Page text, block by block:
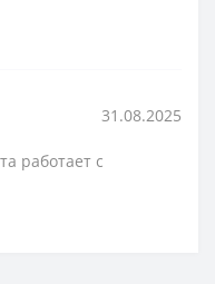
31.08.2025
работает с